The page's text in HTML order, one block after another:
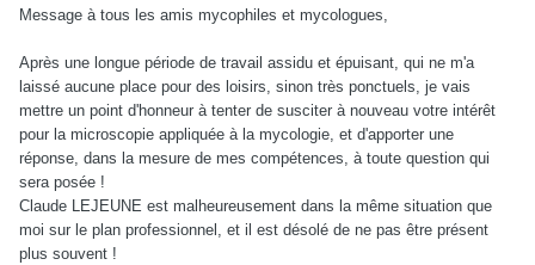
Message à tous les amis mycophiles et mycologues,
Après une longue période de travail assidu et épuisant, qui ne m'a
laissé aucune place pour des loisirs, sinon très ponctuels, je vais
mettre un point d'honneur à tenter de susciter à nouveau votre intérêt
pour la microscopie appliquée à la mycologie, et d'apporter une
réponse, dans la mesure de mes compétences, à toute question qui
sera posée !
Claude LEJEUNE est malheureusement dans la même situation que
moi sur le plan professionnel, et il est désolé de ne pas être présent
plus souvent !